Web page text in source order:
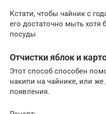
Кстати, чтобы чайник с
его достаточно мыть хотя
посуды
Отчистки яблок и
Этот способ способен
накипи на чайнике, или
появления.